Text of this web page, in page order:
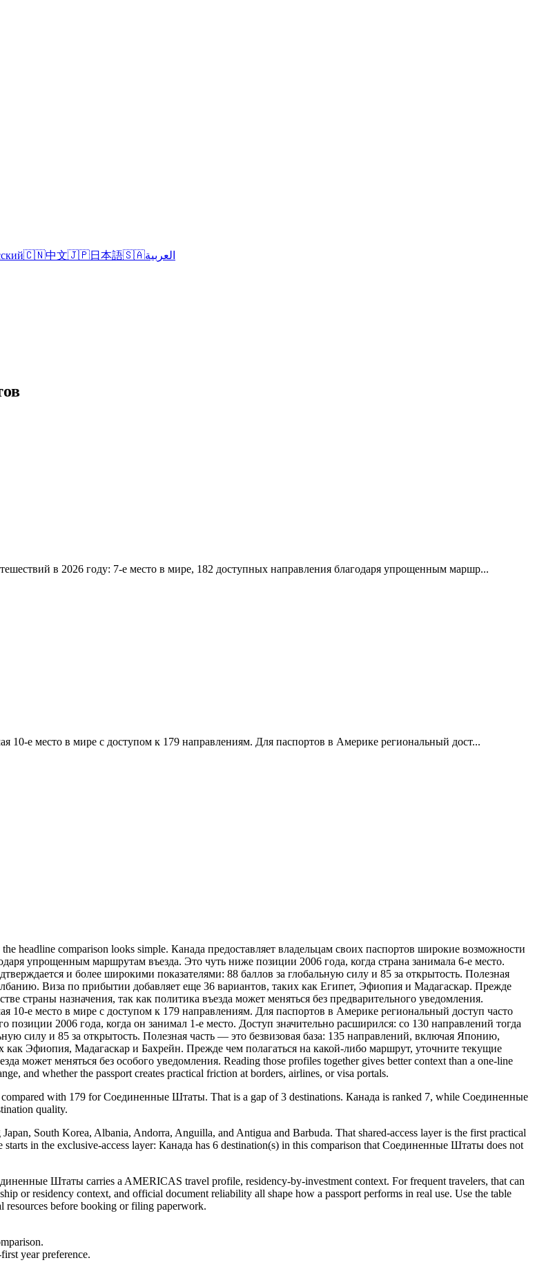
🇨🇳中文🇯🇵日本語🇸🇦العربية
в 2026 году: 7-е место в мире, 182 доступных направления благодаря упрощенным маршр...
е место в мире с доступом к 179 направлениям. Для паспортов в Америке региональный дост...
headline comparison looks simple. Канада предоставляет владельцам своих паспортов широкие возможности
упрощенным маршрутам въезда. Это чуть ниже позиции 2006 года, когда страна занимала 6-е место.
и более широкими показателями: 88 баллов за глобальную силу и 85 за открытость. Полезная
Виза по прибытии добавляет еще 36 вариантов, таких как Египет, Эфиопия и Мадагаскар. Прежде
страны назначения, так как политика въезда может меняться без предварительного уведомления.
е место в мире с доступом к 179 направлениям. Для паспортов в Америке региональный доступ часто
2006 года, когда он занимал 1-е место. Доступ значительно расширился: со 130 направлений тогда
силу и 85 за открытость. Полезная часть — это безвизовая база: 135 направлений, включая Японию,
Эфиопия, Мадагаскар и Бахрейн. Прежде чем полагаться на какой-либо маршрут, уточните текущие
может меняться без особого уведомления. Reading those profiles together gives better context than a one-line
and whether the passport creates practical friction at borders, airlines, or visa portals.
with 179 for Соединенные Штаты. That is a gap of 3 destinations. Канада is ranked 7, while Соединенные
quality.
South Korea, Albania, Andorra, Anguilla, and Antigua and Barbuda. That shared-access layer is the first practical
in the exclusive-access layer: Канада has 6 destination(s) in this comparison that Соединенные Штаты does not
Штаты carries a AMERICAS travel profile, residency-by-investment context. For frequent travelers, that can
or residency context, and official document reliability all shape how a passport performs in real use. Use the table
before booking or filing paperwork.
year preference.